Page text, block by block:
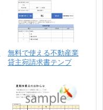
無料で使える不動産業
貸主宛請求書テンプ